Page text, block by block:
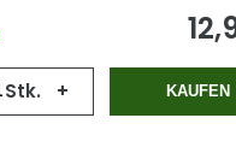
Stk. + KAUFEN